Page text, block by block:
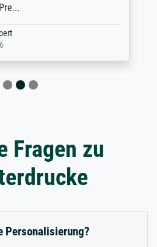
Fragen zu
Personalisierung?